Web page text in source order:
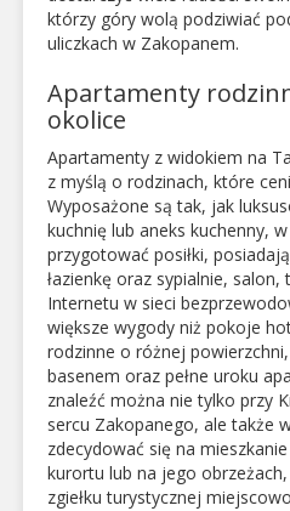
którzy góry wolą podziwiać
uliczkach w Zakopanem.
Apartamenty
okolice
Apartamenty z widokiem na
z myślą o rodzinach, które
Wyposażone są tak, jak
kuchnię lub aneks kuchenny,
przygotować posiłki,
łazienkę oraz sypialnie,
Internetu w sieci
większe wygody niż pokoje
rodzinne o różnej
basenem oraz pełne uroku
znaleźć można nie tylko przy
sercu Zakopanego, ale także
zdecydować się na
kurortu lub na jego
zgiełku turystycznej